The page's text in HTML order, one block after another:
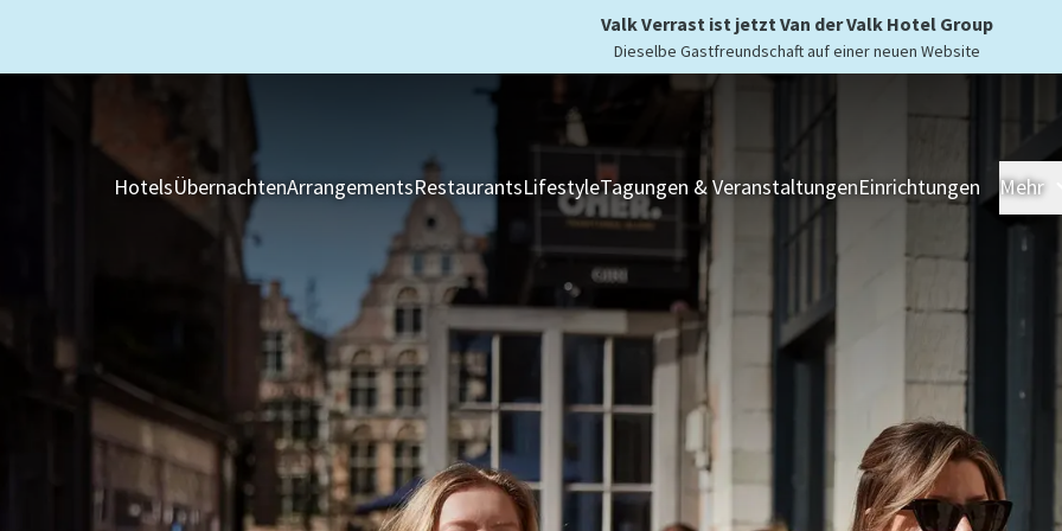
Valk Verrast ist jetzt Van der Valk Hotel Group
Dieselbe Gastfreundschaft auf einer neuen Website
HotelsÜbernachtenArrangementsRestaurantsLifestyleTagungen & VeranstaltungenEinrichtungen Mehr